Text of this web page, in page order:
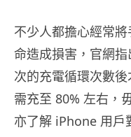
不少人都擔心經常
命造成損害，官網
次的充電循環次數
需充至 80% 左右，
亦了解 iPhone 用戶